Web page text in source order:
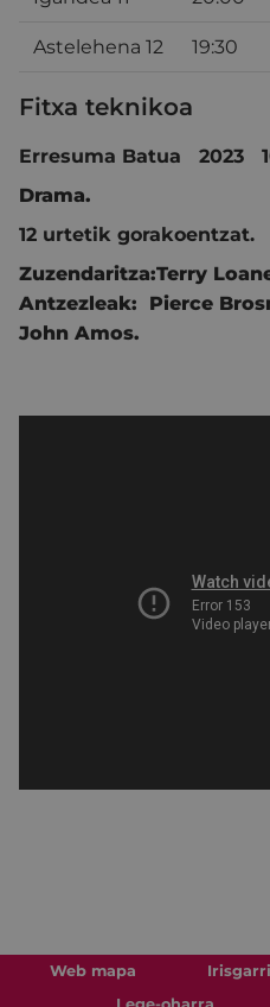
Astelehena 12 19:30
Fitxa teknikoa
Erresuma Batua 2023
Drama.
12 urtetik gorakoentzat.
Zuzendaritza:Terry
Antzezleak:
Pierce
John Amos.
Web mapa